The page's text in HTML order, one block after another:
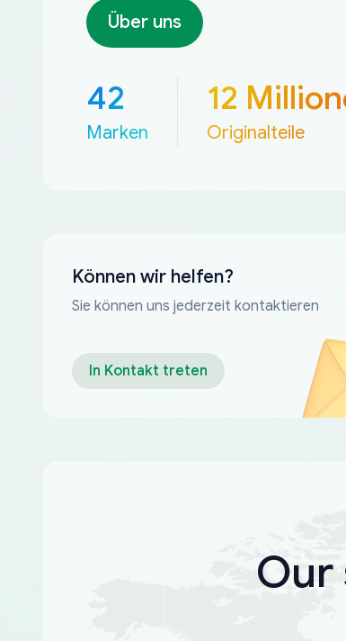
Über uns
42
Marken
12
Originalteile
Können wir helfen?
Sie können uns jederzeit kontaktieren
In Kontakt treten
Our